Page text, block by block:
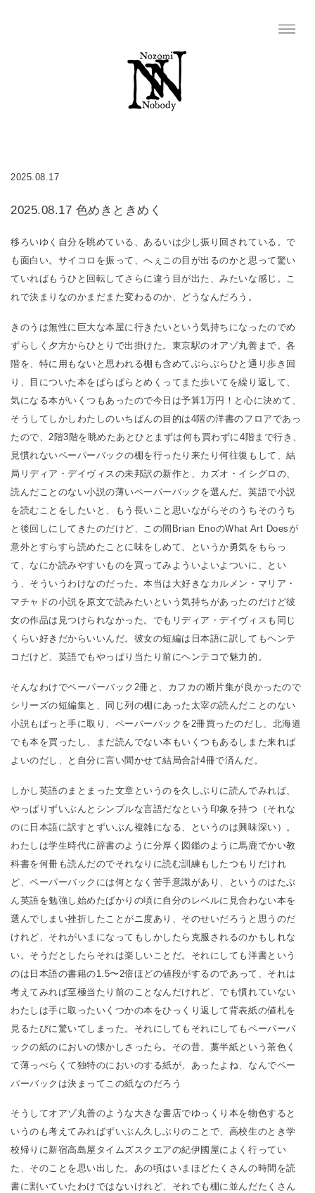
2025.08.17
2025.08.17 色めきときめく
移ろいゆく自分を眺めている、あるいは少し振り回されている。で
も面白い。サイコロを振って、へぇこの目が出るのかと思って驚い
ていればもうひと回転してさらに違う目が出た、みたいな感じ。こ
れで決まりなのかまだまた変わるのか、どうなんだろう。
きのうは無性に巨大な本屋に行きたいという気持ちになったのでめ
ずらしく夕方からひとりで出掛けた。東京駅のオアゾ丸善まで。各
階を、特に用もないと思われる棚も含めてぶらぶらひと通り歩き回
り、目についた本をぱらぱらとめくってまた歩いてを繰り返して、
気になる本がいくつもあったので今日は予算1万円！と心に決めて、
そうしてしかしわたしのいちばんの目的は4階の洋書のフロアであっ
たので、2階3階を眺めたあとひとまずは何も買わずに4階まで行き、
見慣れないペーパーバックの棚を行ったり来たり何往復もして、結
局リディア・デイヴィスの未邦訳の新作と、カズオ・イシグロの、
読んだことのない小説の薄いペーパーバックを選んだ。英語で小説
を読むことをしたいと、もう長いこと思いながらそのうちそのうち
と後回しにしてきたのだけど、この間Brian EnoのWhat Art Doesが
意外とすらすら読めたことに味をしめて、というか勇気をもらっ
て、なにか読みやすいものを買ってみよういよいよついに、とい
う、そういうわけなのだった。本当は大好きなカルメン・マリア・
マチャドの小説を原文で読みたいという気持ちがあったのだけど彼
女の作品は見つけられなかった。でもリディア・デイヴィスも同じ
くらい好きだからいいんだ。彼女の短編は日本語に訳してもヘンテ
コだけど、英語でもやっぱり当たり前にヘンテコで魅力的。
そんなわけでペーパーバック2冊と、カフカの断片集が良かったので
シリーズの短編集と、同じ列の棚にあった太宰の読んだことのない
小説もぱっと手に取り、ペーパーバックを2冊買ったのだし、北海道
でも本を買ったし、まだ読んでない本もいくつもあるしまた来れば
よいのだし、と自分に言い聞かせて結局合計4冊で済んだ。
しかし英語のまとまった文章というのを久しぶりに読んでみれば、
やっぱりずいぶんとシンプルな言語だなという印象を持つ（それな
のに日本語に訳すとずいぶん複雑になる、というのは興味深い）。
わたしは学生時代に辞書のように分厚く図鑑のように馬鹿でかい教
科書を何冊も読んだのでそれなりに読む訓練もしたつもりだけれ
ど、ペーパーバックには何となく苦手意識があり、というのはたぶ
ん英語を勉強し始めたばかりの頃に自分のレベルに見合わない本を
選んでしまい挫折したことがニ度あり、そのせいだろうと思うのだ
けれど、それがいまになってもしかしたら克服されるのかもしれな
い。そうだとしたらそれは楽しいことだ。それにしても洋書という
のは日本語の書籍の1.5〜2倍ほどの値段がするのであって、それは
考えてみれば至極当たり前のことなんだけれど、でも慣れていない
わたしは手に取ったいくつかの本をひっくり返して背表紙の値札を
見るたびに驚いてしまった。それにしてもそれにしてもペーパーバ
ックの紙のにおいの懐かしさったら。その昔、藁半紙という茶色く
て薄っぺらくて独特のにおいのする紙が、あったよね、なんでペー
パーバックは決まってこの紙なのだろう
そうしてオアゾ丸善のような大きな書店でゆっくり本を物色すると
いうのも考えてみればずいぶん久しぶりのことで、高校生のとき学
校帰りに新宿高島屋タイムズスクエアの紀伊國屋によく行ってい
た、そのことを思い出した。あの頃はいまほどたくさんの時間を読
書に割いていたわけではないけれど、それでも棚に並んだたくさん